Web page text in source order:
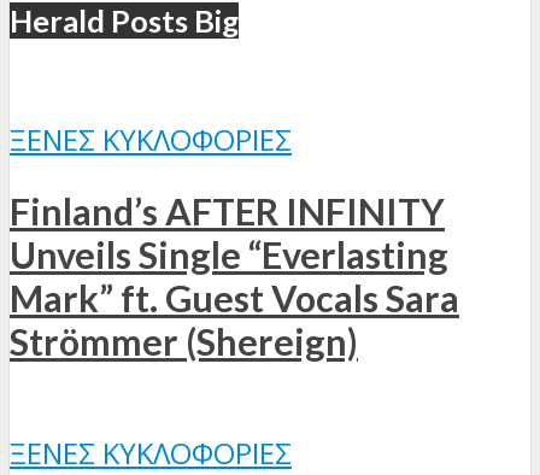
Herald Posts Big
ΞΈΝΕΣ ΚΥΚΛΟΦΟΡΊΕΣ
Finland’s AFTER INFINITY
Unveils Single “Everlasting
Mark” ft. Guest Vocals Sara
Strömmer (Shereign)
ΞΈΝΕΣ ΚΥΚΛΟΦΟΡΊΕΣ